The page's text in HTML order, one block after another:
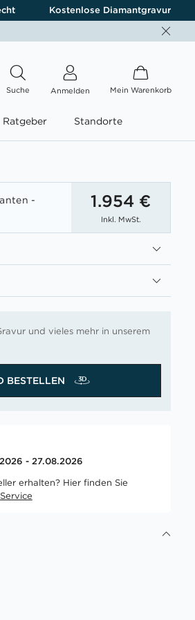
Kostenlose Diamantgravur
Suche Anmelden Mein Warenkorb
Ratgeber Standorte
-
1.954 €
Inkl. MwSt.
und vieles mehr in unserem
BESTELLEN
- 27.08.2026
erhalten? Hier finden Sie